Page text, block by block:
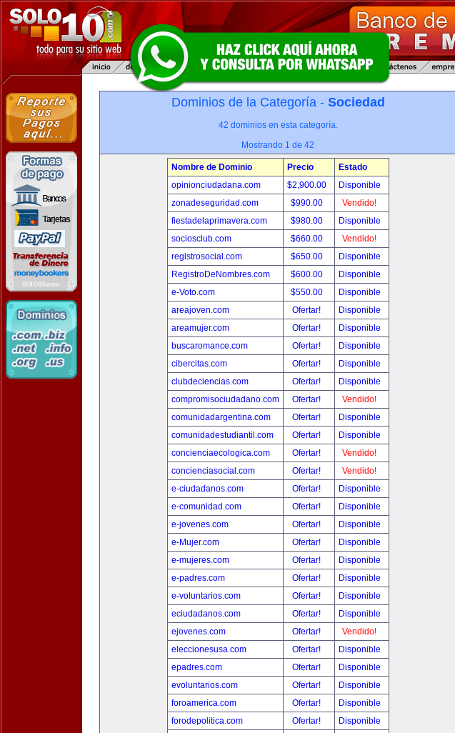
Dominios de la Categoría - Sociedad
42 dominios en esta categoría.
Mostrando 1 de 42
Nombre de Dominio Precio
Estado
opinionciudadana.com
$2,900.00
Disponible
zonadeseguridad.com
$990.00
Vendido!
fiestadelaprimavera.com
$980.00
Disponible
sociosclub.com
$660.00
Vendido!
registrosocial.com
$650.00
Disponible
RegistroDeNombres.com
$600.00
Disponible
e-Voto.com
$550.00
Disponible
areajoven.com
Ofertar!
Disponible
areamujer.com
Ofertar!
Disponible
buscaromance.com
Ofertar!
Disponible
cibercitas.com
Ofertar!
Disponible
clubdeciencias.com
Ofertar!
Disponible
compromisociudadano.com
Ofertar!
Vendido!
comunidadargentina.com
Ofertar!
Disponible
comunidadestudiantil.com
Ofertar!
Disponible
concienciaecologica.com
Ofertar!
Vendido!
concienciasocial.com
Ofertar!
Vendido!
e-ciudadanos.com
Ofertar!
Disponible
e-comunidad.com
Ofertar!
Disponible
e-jovenes.com
Ofertar!
Disponible
e-Mujer.com
Ofertar!
Disponible
e-mujeres.com
Ofertar!
Disponible
e-padres.com
Ofertar!
Disponible
e-voluntarios.com
Ofertar!
Disponible
eciudadanos.com
Ofertar!
Disponible
ejovenes.com
Ofertar!
Vendido!
eleccionesusa.com
Ofertar!
Disponible
epadres.com
Ofertar!
Disponible
evoluntarios.com
Ofertar!
Disponible
foroamerica.com
Ofertar!
Disponible
forodepolitica.com
Ofertar!
Disponible